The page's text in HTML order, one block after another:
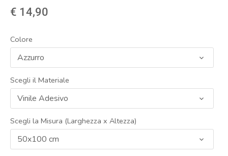
€ 14,90
Colore
Azzurro
Scegli il Materiale
Vinile Adesivo
Scegli la Misura (Larghezza x Altezza)
50x100 cm